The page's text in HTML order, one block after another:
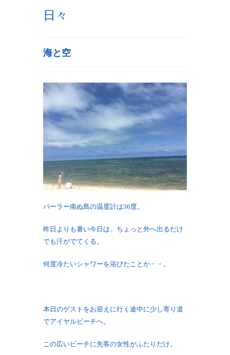
日々
海と空
パーラー南ぬ島の温度計は36度。
昨日よりも暑い今日は、ちょっと外へ出るだけ
でも汗がでてくる。
何度冷たいシャワーを浴びたことか・・。
本日のゲストをお迎えに行く途中に少し寄り道
でアイヤルビーチへ。
この広いビーチに先客の女性がふたりだけ。